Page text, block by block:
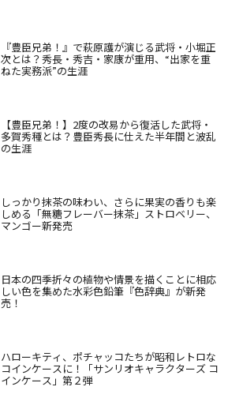
『豊臣兄弟！』で萩原護が演じる武将・小堀正
次とは？秀長・秀吉・家康が重用、“出家を重
ねた実務派”の生涯
【豊臣兄弟！】2度の改易から復活した武将・
多賀秀種とは？豊臣秀長に仕えた半年間と波乱
の生涯
しっかり抹茶の味わい、さらに果実の香りも楽
しめる「無糖フレーバー抹茶」ストロベリー、
マンゴー新発売
日本の四季折々の植物や情景を描くことに相応
しい色を集めた水彩色鉛筆『色辞典』が新発
売！
ハローキティ、ポチャッコたちが昭和レトロな
コインケースに！「サンリオキャラクターズ コ
インケース」第２弾